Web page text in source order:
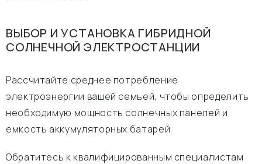
ВЫБОР И УСТАНОВКА ГИБРИДНОЙ
СОЛНЕЧНОЙ ЭЛЕКТРОСТАНЦИИ
Рассчитайте среднее потребление
электроэнергии вашей семьей, чтобы определить
необходимую мощность солнечных панелей и
емкость аккумуляторных батарей.
Обратитесь к квалифицированным специалистам